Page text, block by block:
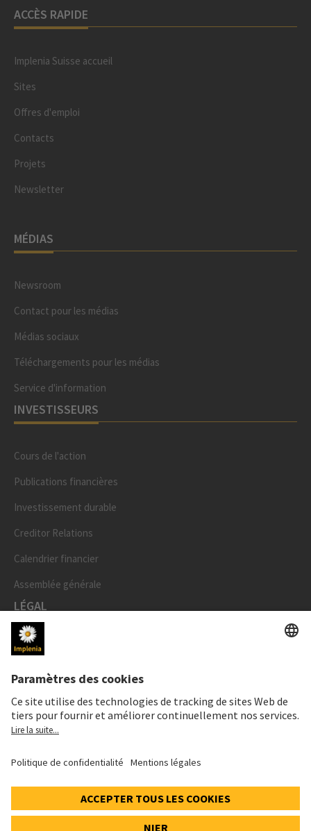
ACCÈS RAPIDE
Implenia Suisse accueil
Sites
Offres d'emploi
Contacts
Projets
Newsletter
MÉDIAS
Newsroom
Contact pour les médias
Médias sociaux
Téléchargements pour les médias
Service d'information
INVESTISSEURS
Cours de l'action
Publications financières
Investissement durable
Creditor Relations
Calendrier financier
Assemblée générale
LÉGAL
Mentions légales
Données personnelles
Déclaration cookies et social media
Paramètres de confidentialité
SWX: Implenia AG